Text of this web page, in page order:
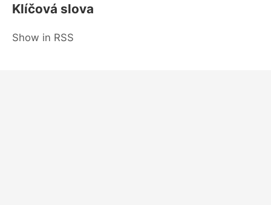
Klíčová slova
Show in RSS